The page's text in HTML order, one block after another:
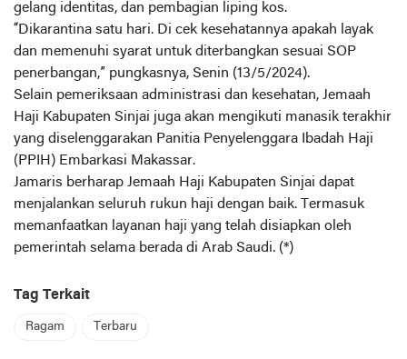
gelang identitas, dan pembagian liping kos.
“Dikarantina satu hari. Di cek kesehatannya apakah layak
dan memenuhi syarat untuk diterbangkan sesuai SOP
penerbangan,” pungkasnya, Senin (13/5/2024).
Selain pemeriksaan administrasi dan kesehatan, Jemaah
Haji Kabupaten Sinjai juga akan mengikuti manasik terakhir
yang diselenggarakan Panitia Penyelenggara Ibadah Haji
(PPIH) Embarkasi Makassar.
Jamaris berharap Jemaah Haji Kabupaten Sinjai dapat
menjalankan seluruh rukun haji dengan baik. Termasuk
memanfaatkan layanan haji yang telah disiapkan oleh
pemerintah selama berada di Arab Saudi. (*)
Tag Terkait
Ragam Terbaru